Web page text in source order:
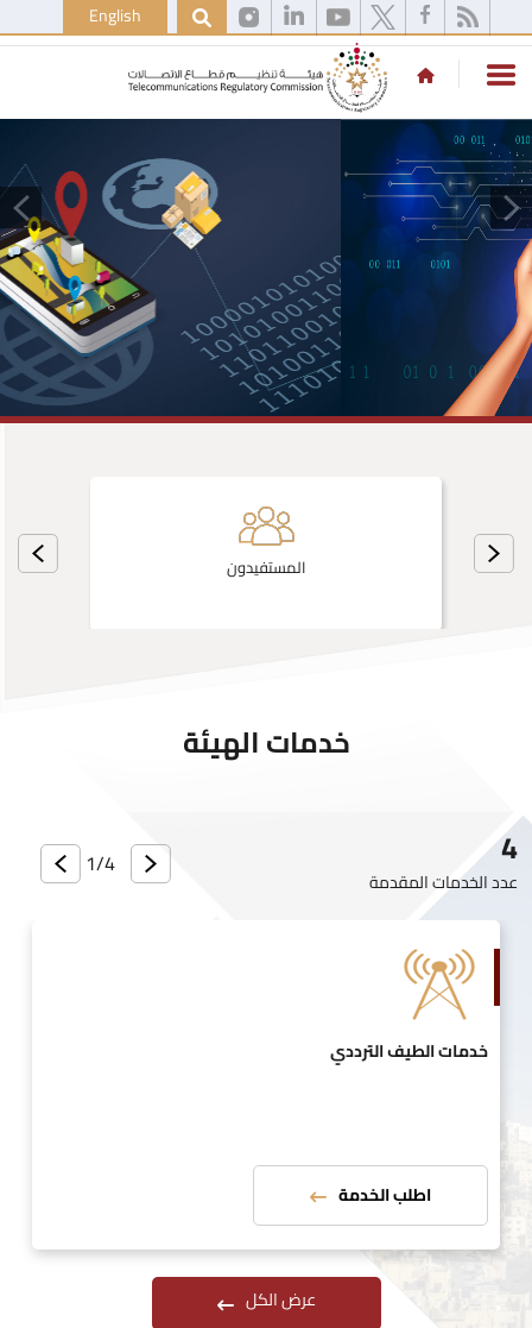
English
المستفيدون
خدمات الهيئة
4
عدد الخدمات المقدمة
1/4
خدمات الطيف الترددي
اطلب الخدمة
عرض الكل